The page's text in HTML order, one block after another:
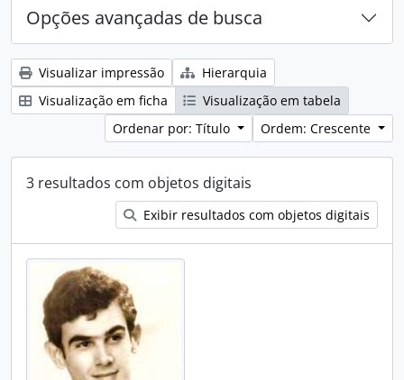
Opções avançadas de busca
Visualizar impressão
Hierarquia
Visualização em ficha
Visualização em tabela
Ordenar por: Título
Ordem: Crescente
3 resultados com objetos digitais
Exibir resultados com objetos digitais